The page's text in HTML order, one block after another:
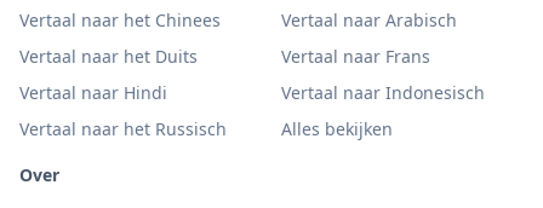
Vertaal naar het Chinees
Vertaal naar Arabisch
Vertaal naar het Duits
Vertaal naar Frans
Vertaal naar Hindi
Vertaal naar Indonesisch
Vertaal naar het Russisch
Alles bekijken
Over